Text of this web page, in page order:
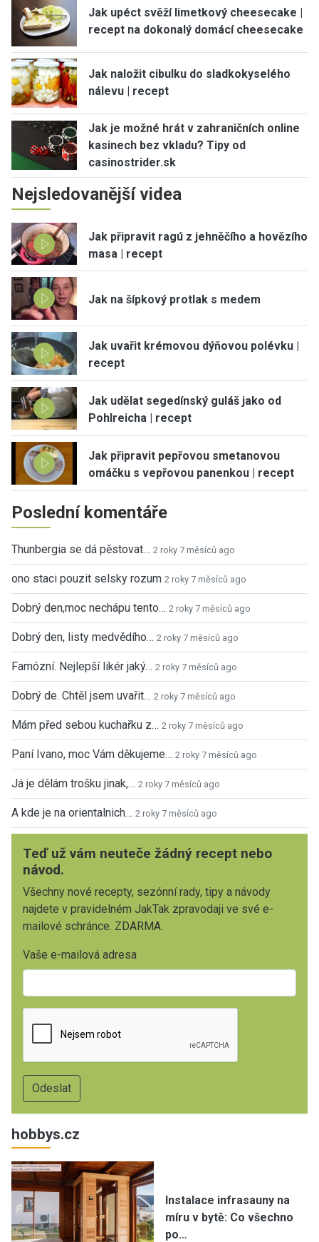
Jak upéct svěží limetkový cheesecake |
recept na dokonalý domácí cheesecake
Jak naložit cibulku do sladkokyselého
nálevu | recept
Jak je možné hrát v zahraničních online
kasinech bez vkladu? Tipy od
casinostrider.sk
Nejsledovanější videa
Jak připravit ragú z jehněčího a hovězího
masa | recept
Jak na šípkový protlak s medem
Jak uvařit krémovou dýňovou polévku |
recept
Jak udělat segedínský guláš jako od
Pohlreicha | recept
Jak připravit pepřovou smetanovou
omáčku s vepřovou panenkou | recept
Poslední komentáře
Thunbergia se dá pěstovat… 2 roky 7 měsíců ago
ono staci pouzit selsky rozum 2 roky 7 měsíců ago
Dobrý den,moc nechápu tento… 2 roky 7 měsíců ago
Dobrý den, listy medvědího… 2 roky 7 měsíců ago
Famózní. Nejlepší likér jaký… 2 roky 7 měsíců ago
Dobrý de. Chtěl jsem uvařit… 2 roky 7 měsíců ago
Mám před sebou kuchařku z… 2 roky 7 měsíců ago
Paní Ivano, moc Vám děkujeme… 2 roky 7 měsíců ago
Já je dělám trošku jinak,… 2 roky 7 měsíců ago
A kde je na orientalnich… 2 roky 7 měsíců ago
Teď už vám neuteče žádný recept nebo
návod.
Všechny nové recepty, sezónní rady, tipy a návody
najdete v pravidelném JakTak zpravodaji ve své e-
mailové schránce. ZDARMA.
Vaše e-mailová adresa
hobbys.cz
Instalace infrasauny na
míru v bytě: Co všechno
po…